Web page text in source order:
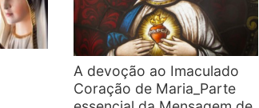
A devoção ao Imaculado
Coração de Maria_Parte